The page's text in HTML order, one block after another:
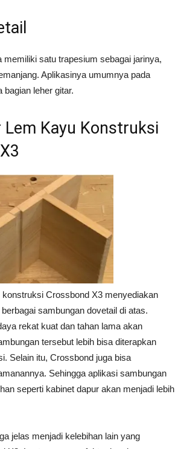
memiliki satu trapesium sebagai jarinya,
Aplikasinya umumnya pada
bagian leher gitar.
Kayu Konstruksi
Crossbond X3 menyediakan
sambungan dovetail di atas.
rekat kuat dan tahan lama akan
tersebut lebih bisa diterapkan
Selain itu, Crossbond juga bisa
Sehingga aplikasi sambungan
seperti kabinet dapur akan menjadi lebih
jelas menjadi kelebihan lain yang